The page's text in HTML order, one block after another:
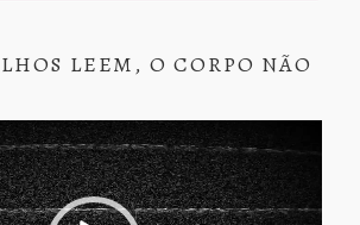
LEEM, O CORPO NÃO